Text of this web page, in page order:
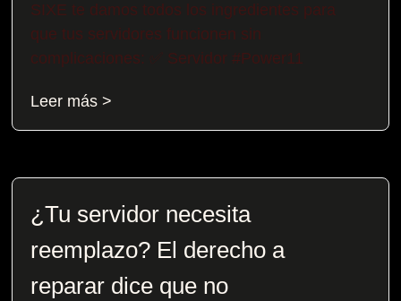
SIXE te damos todos los ingredientes para
que tus servidores funcionen sin
complicaciones: ✅ Servidor #Power11
Leer más >
¿Tu servidor necesita
reemplazo? El derecho a
reparar dice que no